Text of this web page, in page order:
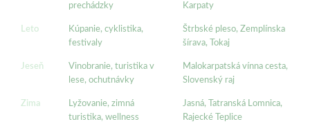
prechádzky
Karpaty
Leto
Kúpanie, cyklistika,
festivaly
Štrbské pleso, Zemplínska
šírava, Tokaj
Jeseň
Vinobranie, turistika v
lese, ochutnávky
Malokarpatská vínna cesta,
Slovenský raj
Zima
Lyžovanie, zimná
turistika, wellness
Jasná, Tatranská Lomnica,
Rajecké Teplice